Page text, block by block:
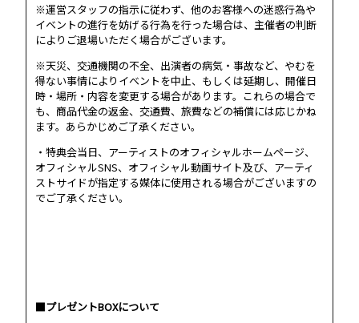
※運営スタッフの指示に従わず、他のお客様への迷惑行為や
イベントの進行を妨げる行為を行った場合は、主催者の判断
によりご退場いただく場合がございます。
※天災、交通機関の不全、出演者の病気・事故など、やむを
得ない事情によりイベントを中止、もしくは延期し、開催日
時・場所・内容を変更する場合があります。これらの場合で
も、商品代金の返金、交通費、旅費などの補償には応じかね
ます。あらかじめご了承ください。
・特典会当日、アーティストのオフィシャルホームページ、
オフィシャルSNS、オフィシャル動画サイト及び、アーティ
ストサイドが指定する媒体に使用される場合がございますの
でご了承ください。
■プレゼントBOXについて